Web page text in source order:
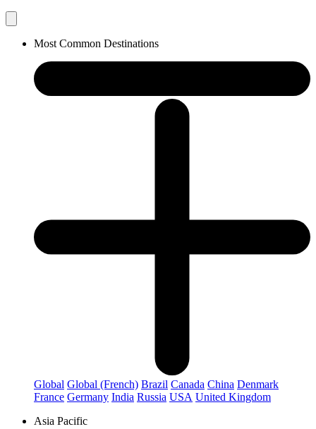
Most Common Destinations
Global Global (French) Brazil Canada China Denmark
France Germany India Russia USA United Kingdom
Asia Pacific